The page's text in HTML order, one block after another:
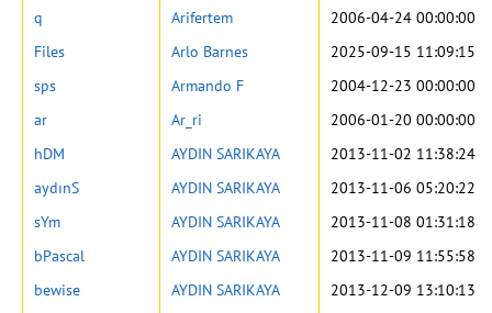
q
Arifertem
2006-04-24 00:00:00
Files
Arlo Barnes
2025-09-15 11:09:15
sps
Armando F
2004-12-23 00:00:00
ar
Ar_ri
2006-01-20 00:00:00
hDM
AYDIN SARIKAYA
2013-11-02 11:38:24
aydınS
AYDIN SARIKAYA
2013-11-06 05:20:22
sYm
AYDIN SARIKAYA
2013-11-08 01:31:18
bPascal
AYDIN SARIKAYA
2013-11-09 11:55:58
bewise
AYDIN SARIKAYA
2013-12-09 13:10:13